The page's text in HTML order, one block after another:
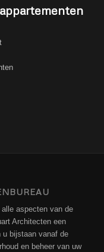
aspecten van de
Architecten een
bijstaan vanaf de
en beheer van uw